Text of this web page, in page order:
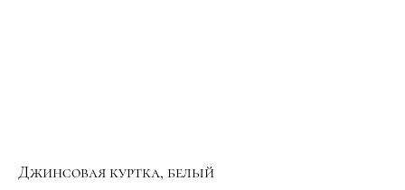
Джинсовая куртка, белый